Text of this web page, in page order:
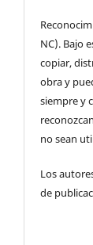
NC). Bajo
copiar,
obra y
siempre y
no sean
Los
de